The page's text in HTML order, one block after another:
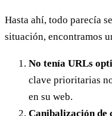
Hasta ahí, todo parecía
situación, encontramos
No tenía URLs
clave prioritarias
en su web.
Canibalización de